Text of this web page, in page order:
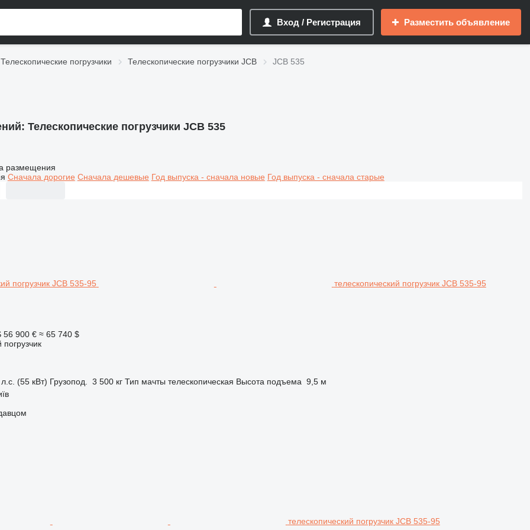
Вход / Регистрация Разместить объявление
Телескопические погрузчики Телескопические погрузчики JCB JCB 535
Телескопические погрузчики JCB 535
размещения
Сначала дорогие Сначала дешевые Год выпуска - сначала новые Год выпуска - сначала старые
телескопический погрузчик JCB 535-95
56 900 € ≈ 65 740 $
(55 кВт) Грузопод. 3 500 кг Тип мачты телескопическая Высота подъема 9,5 м
телескопический погрузчик JCB 535-95